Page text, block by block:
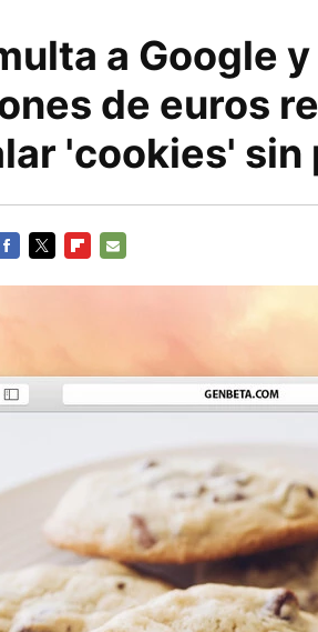
a Google
de euros
'cookies' sin